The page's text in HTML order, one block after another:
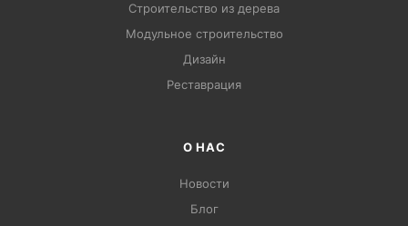
Строительство из дерева
Модульное строительство
Дизайн
Pеставрация
О НАС
Новости
Блог